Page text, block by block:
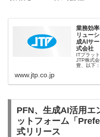
業務効
リュー
成AIサ
式会社
ITプラッ
JTP株式
豊、以下
www.jtp.co.jp
PFN、生成AI活用エ
ットフォーム「
式リリース